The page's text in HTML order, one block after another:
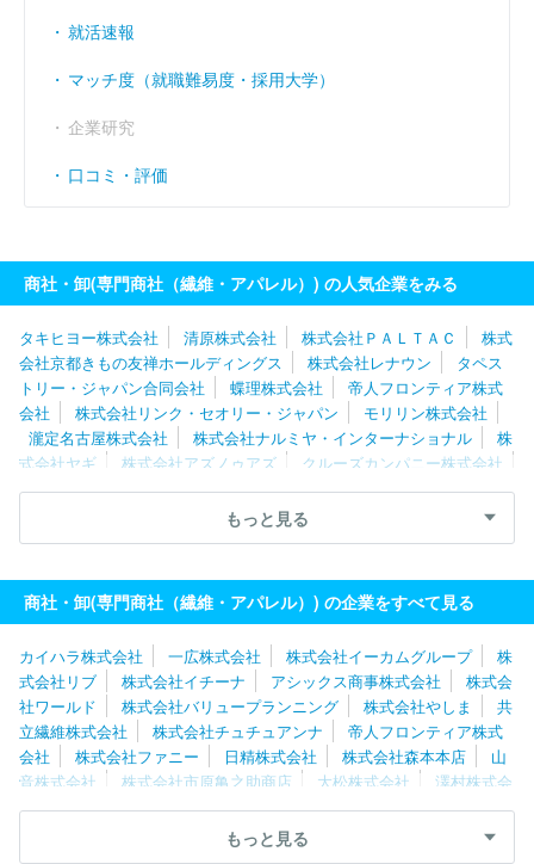
就活速報
マッチ度（就職難易度・採用大学）
企業研究
口コミ・評価
商社・卸(専門商社（繊維・アパレル）) の人気企業をみる
タキヒヨー株式会社 清原株式会社 株式会社ＰＡＬＴＡＣ
株式
会社京都きもの友禅ホールディングス
株式会社レナウン
タペス
トリー・ジャパン合同会社
蝶理株式会社
帝人フロンティア株式
会社
株式会社リンク・セオリー・ジャパン
モリリン株式会社
瀧定名古屋株式会社
株式会社ナルミヤ・インターナショナル
株
式会社ヤギ
株式会社アズノゥアズ
クルーズカンパニー株式会社
株式会社ＷＳＰ
八木兵株式会社 株式会社ナイガイ
リッツジ
丸眞株式会社 パシバ株式会社
クロスプラス株
式会社
メール
株式会社アラ 有限会社コスミックインフォリンク
株式
会社ハヤシゴ
もっと見る
商社・卸(専門商社（繊維・アパレル）) の企業をすべて見る
カイハラ株式会社 一広株式会社 株式会社イーカムグループ
株
式会社リブ
株式会社イチーナ アシックス商事株式会社
株式会
社ワールド
株式会社バリュープランニング 株式会社やしま
共
立繊維株式会社
株式会社チュチュアンナ
帝人フロンティア株式
会社
株式会社ファニー 日精株式会社 株式会社森本本店
山
音株式会社
株式会社市原亀之助商店 大松株式会社
澤村株式会
社
株式会社クラボウインターナショナル 京商株式会社
マルカ
株式会社ハヤシゴ
株式会社アスデ
ィック
もっと見る